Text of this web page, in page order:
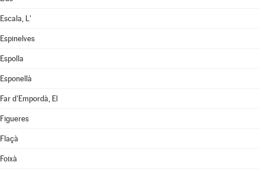
Escala, L'
Espinelves
Espolla
Esponellà
Far d'Empordà, El
Figueres
Flaçà
Foixà